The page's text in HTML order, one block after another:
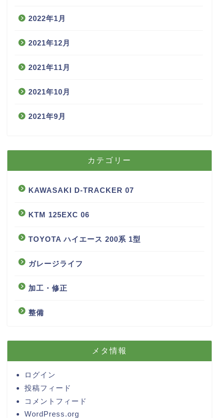
2022年1月
2021年12月
2021年11月
2021年10月
2021年9月
カテゴリー
KAWASAKI D-TRACKER 07
KTM 125EXC 06
TOYOTA ハイエース 200系 1型
ガレージライフ
加工・修正
整備
メタ情報
ログイン
投稿フィード
コメントフィード
WordPress.org